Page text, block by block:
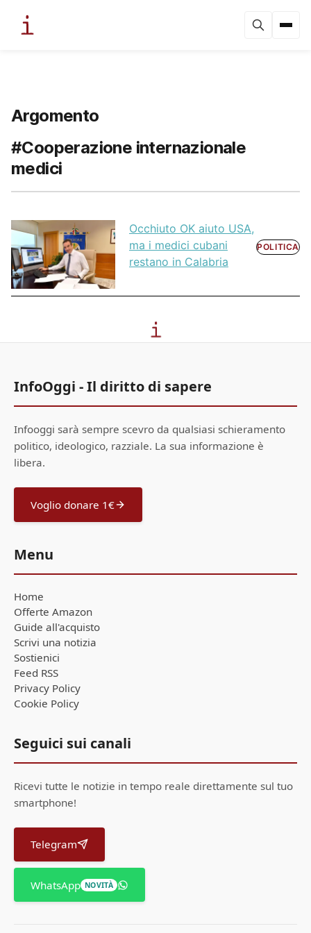
Argomento
#Cooperazione internazionale
medici
Occhiuto OK aiuto USA,
ma i medici cubani
restano in Calabria
POLITICA
InfoOggi - Il diritto di sapere
Infooggi sarà sempre scevro da qualsiasi schieramento
politico, ideologico, razziale. La sua informazione è
libera.
Voglio donare 1€
Menu
Home
Offerte Amazon
Guide all'acquisto
Scrivi una notizia
Sostienici
Feed RSS
Privacy Policy
Cookie Policy
Seguici sui canali
Ricevi tutte le notizie in tempo reale direttamente sul tuo
smartphone!
Telegram
WhatsApp NOVITÀ